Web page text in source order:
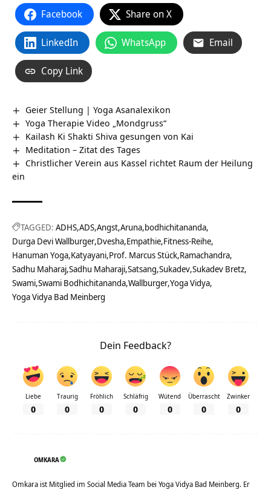
Facebook Share on X
LinkedIn WhatsApp Email
Copy Link
Geier Stellung | Yoga Asanalexikon
Yoga Therapie Video „Mondgruss“
Kailash Ki Shakti Shiva gesungen von Kai
Meditation – Zitat des Tages
Christlicher Verein aus Kassel richtet Raum der Heilung
ein
TAGGED: ADHS ADS Angst Aruna bodhichitananda
Durga Devi Wallburger Dvesha Empathie Fitness-Reihe
Hanuman Yoga Katyayani Prof. Marcus Stück Ramachandra
Sadhu Maharaj Sadhu Maharaji Satsang Sukadev Sukadev Bretz
Swami Swami Bodhichitananda Wallburger Yoga Vidya
Yoga Vidya Bad Meinberg
Dein Feedback?
Liebe
0
Traurig
0
Fröhlich
0
Schläfrig
0
Wütend
0
Überrascht
0
Zwinker
0
OMKARA
Omkara ist Mitglied im Social Media Team bei Yoga Vidya Bad Meinberg. Er